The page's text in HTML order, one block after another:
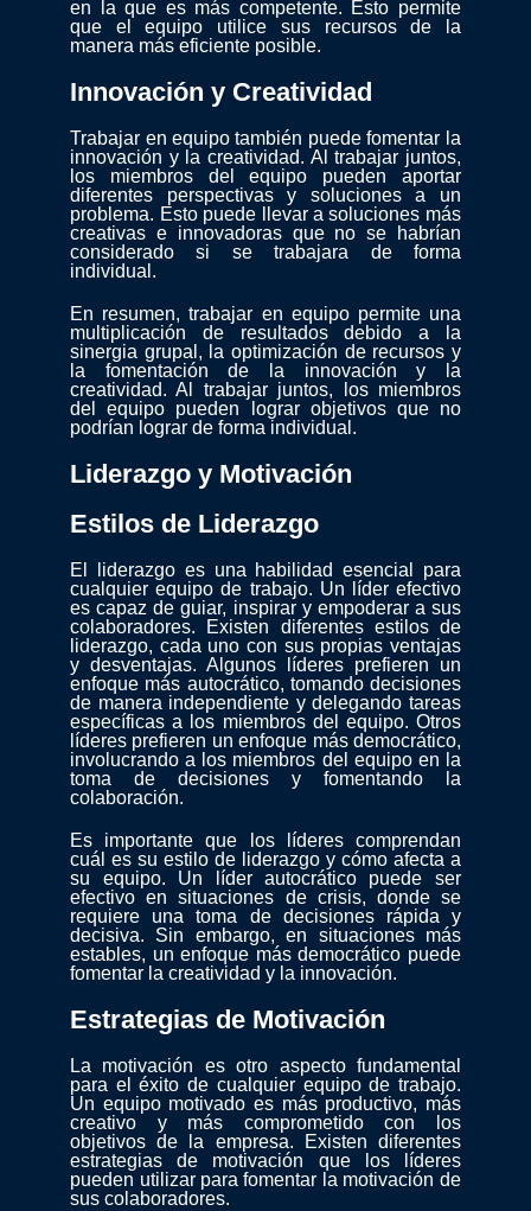
en la que es más competente. Esto permite
que el equipo utilice sus recursos de la
manera más eficiente posible.
Innovación y Creatividad
Trabajar en equipo también puede fomentar la
innovación y la creatividad. Al trabajar juntos,
los miembros del equipo pueden aportar
diferentes perspectivas y soluciones a un
problema. Esto puede llevar a soluciones más
creativas e innovadoras que no se habrían
considerado si se trabajara de forma
individual.
En resumen, trabajar en equipo permite una
multiplicación de resultados debido a la
sinergia grupal, la optimización de recursos y
la fomentación de la innovación y la
creatividad. Al trabajar juntos, los miembros
del equipo pueden lograr objetivos que no
podrían lograr de forma individual.
Liderazgo y Motivación
Estilos de Liderazgo
El liderazgo es una habilidad esencial para
cualquier equipo de trabajo. Un líder efectivo
es capaz de guiar, inspirar y empoderar a sus
colaboradores. Existen diferentes estilos de
liderazgo, cada uno con sus propias ventajas
y desventajas. Algunos líderes prefieren un
enfoque más autocrático, tomando decisiones
de manera independiente y delegando tareas
específicas a los miembros del equipo. Otros
líderes prefieren un enfoque más democrático,
involucrando a los miembros del equipo en la
toma de decisiones y fomentando la
colaboración.
Es importante que los líderes comprendan
cuál es su estilo de liderazgo y cómo afecta a
su equipo. Un líder autocrático puede ser
efectivo en situaciones de crisis, donde se
requiere una toma de decisiones rápida y
decisiva. Sin embargo, en situaciones más
estables, un enfoque más democrático puede
fomentar la creatividad y la innovación.
Estrategias de Motivación
La motivación es otro aspecto fundamental
para el éxito de cualquier equipo de trabajo.
Un equipo motivado es más productivo, más
creativo y más comprometido con los
objetivos de la empresa. Existen diferentes
estrategias de motivación que los líderes
pueden utilizar para fomentar la motivación de
sus colaboradores.